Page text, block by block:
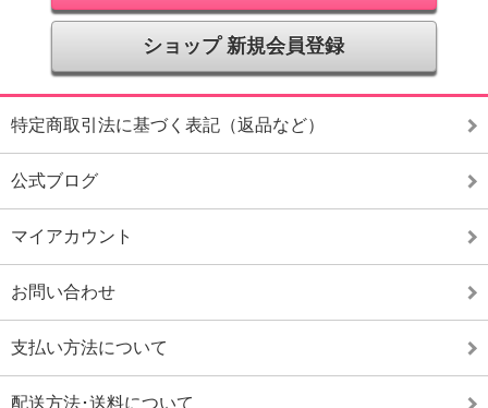
ショップ 新規会員登録
特定商取引法に基づく表記（返品など）
公式ブログ
マイアカウント
お問い合わせ
支払い方法について
配送方法･送料について